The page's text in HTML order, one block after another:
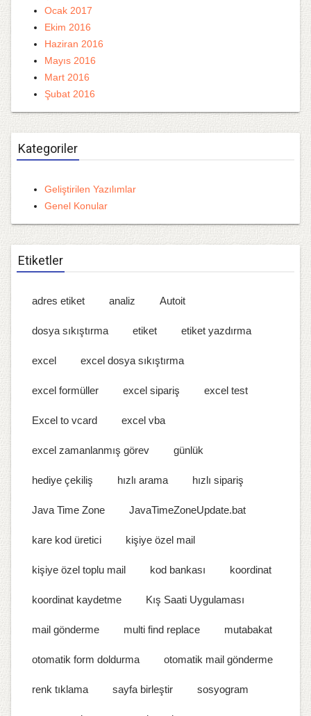
Ocak 2017
Ekim 2016
Haziran 2016
Mayıs 2016
Mart 2016
Şubat 2016
Kategoriler
Geliştirilen Yazılımlar
Genel Konular
Etiketler
adres etiket analiz Autoit
dosya sıkıştırma etiket etiket yazdırma
excel excel dosya sıkıştırma
excel formüller excel sipariş excel test
Excel to vcard excel vba
excel zamanlanmış görev günlük
hediye çekiliş hızlı arama hızlı sipariş
Java Time Zone JavaTimeZoneUpdate.bat
kare kod üretici kişiye özel mail
kişiye özel toplu mail kod bankası koordinat
koordinat kaydetme Kış Saati Uygulaması
mail gönderme multi find replace mutabakat
otomatik form doldurma otomatik mail gönderme
renk tıklama sayfa birleştir sosyogram